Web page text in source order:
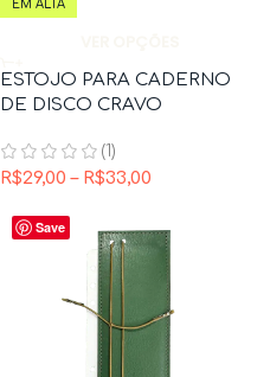
EM ALTA
ESTOJO PARA CADERNO
DE DISCO CRAVO
(1)
R$29,00 – R$33,00
Save